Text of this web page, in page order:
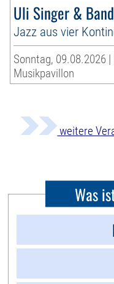
Uli Singer & Band
Jazz aus vier
Sonntag, 09.08.2026
Musikpavillon
weitere
Was